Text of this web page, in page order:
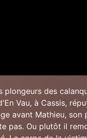
plongeurs des
Vau, à Cassis,
avant Mathieu,
pas. Ou plutôt il